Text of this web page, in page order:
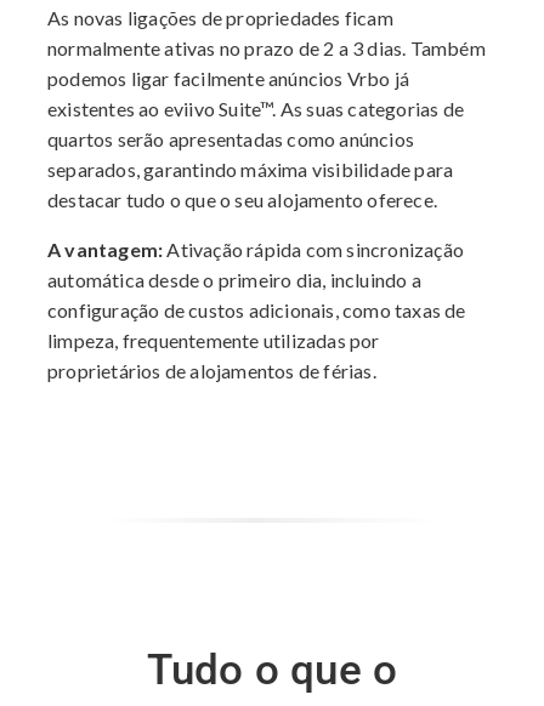
As novas ligações de propriedades ficam
normalmente ativas no prazo de 2 a 3 dias. Também
podemos ligar facilmente anúncios Vrbo já
existentes ao eviivo Suite™. As suas categorias de
quartos serão apresentadas como anúncios
separados, garantindo máxima visibilidade para
destacar tudo o que o seu alojamento oferece.
A vantagem: Ativação rápida com sincronização
automática desde o primeiro dia, incluindo a
configuração de custos adicionais, como taxas de
limpeza, frequentemente utilizadas por
proprietários de alojamentos de férias.
Tudo o que o